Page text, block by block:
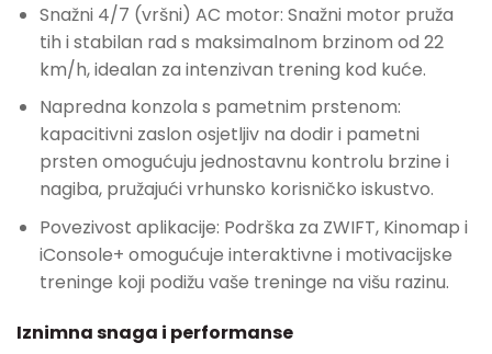
Snažni 4/7 (vršni) AC motor: Snažni motor pruža
tih i stabilan rad s maksimalnom brzinom od 22
km/h, idealan za intenzivan trening kod kuće.
Napredna konzola s pametnim prstenom:
kapacitivni zaslon osjetljiv na dodir i pametni
prsten omogućuju jednostavnu kontrolu brzine i
nagiba, pružajući vrhunsko korisničko iskustvo.
Povezivost aplikacije: Podrška za ZWIFT, Kinomap i
iConsole+ omogućuje interaktivne i motivacijske
treninge koji podižu vaše treninge na višu razinu.
Iznimna snaga i performanse